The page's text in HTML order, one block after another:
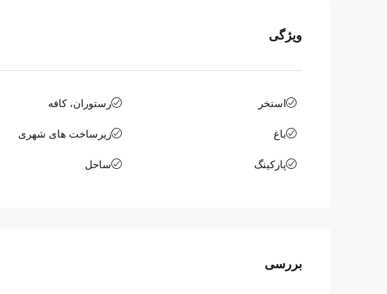
ویژگی
استخر
باغ
پارکینگ
رستوران، کافه
زیرساخت های شهری
ساحل
بررسی